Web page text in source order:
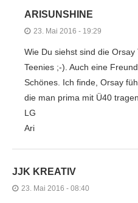
ARISUNSHINE
23. Mai 2016 - 19:29
Wie Du siehst sind die
Teenies ;-). Auch eine
Schönes. Ich finde, Orsay
die man prima mit Ü40
LG
Ari
JJK KREATIV
23. Mai 2016 - 08:40